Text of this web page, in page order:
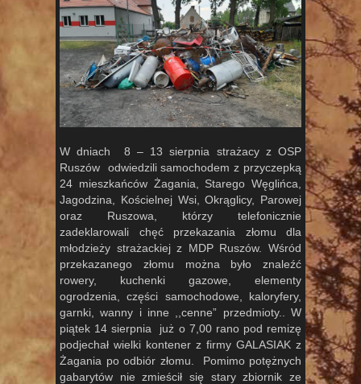
W dniach 8 – 13 sierpnia strażacy z OSP
Ruszów odwiedzili samochodem z przyczepką
24 mieszkańców Żagania, Starego Węglińca,
Jagodzina, Kościelnej Wsi, Okrąglicy, Parowej
oraz Ruszowa, którzy telefonicznie
zadeklarowali chęć przekazania złomu dla
młodzieży strażackiej z MDP Ruszów. Wśród
przekazanego złomu można było znaleźć
rowery, kuchenki gazowe, elementy
ogrodzenia, części samochodowe, kaloryfery,
garnki, wanny i inne ,,cenne” przedmioty.. W
piątek 14 sierpnia już o 7,00 rano pod remizę
podjechał wielki kontener z firmy GALASIAK z
Żagania po odbiór złomu. Pomimo potężnych
gabarytów nie zmieścił się stary zbiornik ze